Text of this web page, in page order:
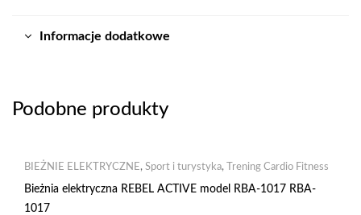
Informacje dodatkowe
Podobne produkty
BIEŻNIE ELEKTRYCZNE, Sport i turystyka, Trening Cardio Fitness
Bieżnia elektryczna REBEL ACTIVE model RBA-1017 RBA-
1017